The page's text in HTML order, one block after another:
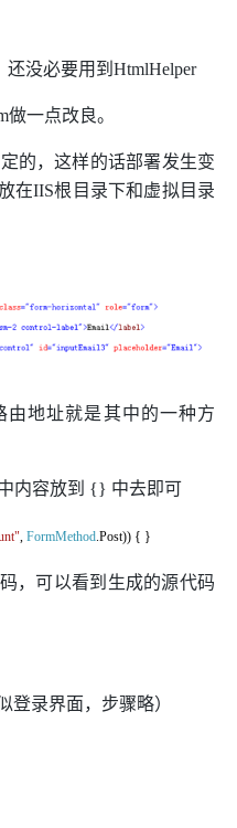
没必要用到HtmlHelper
一点改良。
的，这样的话部署发生变
在IIS根目录下和虚拟目录
地址就是其中的一种方
内容放到 {} 中去即可
, FormMethod.Post)) { }
，可以看到生成的源代码
登录界面，步骤略）